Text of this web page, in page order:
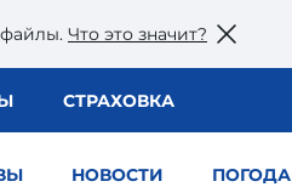
Что это значит?
СТРАХОВКА
НОВОСТИ ПОГОДА